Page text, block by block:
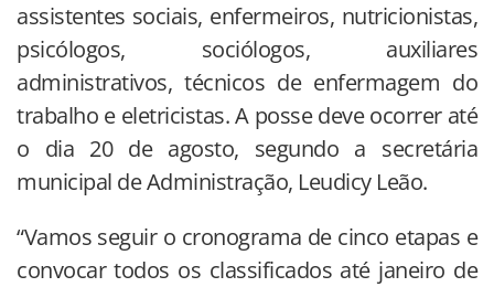
assistentes sociais, enfermeiros, nutricionistas,
psicólogos, sociólogos, auxiliares
administrativos, técnicos de enfermagem do
trabalho e eletricistas. A posse deve ocorrer até
o dia 20 de agosto, segundo a secretária
municipal de Administração, Leudicy Leão.
“Vamos seguir o cronograma de cinco etapas e
convocar todos os classificados até janeiro de